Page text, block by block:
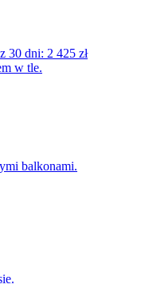
30 dni: 2 425 zł